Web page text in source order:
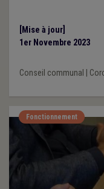
de l’année 2020 et
les plus terribles, ni
fonctionnement des
[Mise à jour]
1er Novembre 2023
Conseil communal
Fonctionnement